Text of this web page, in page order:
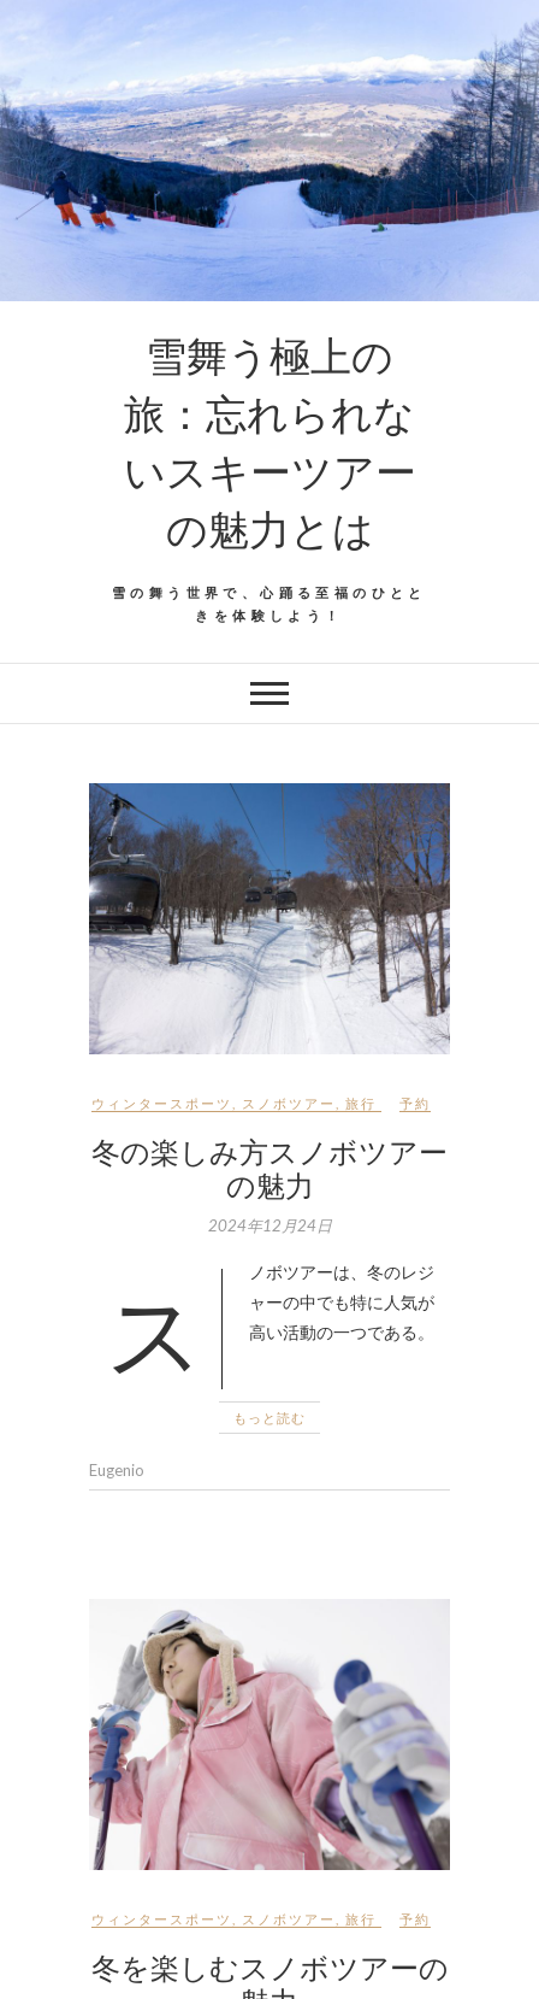
雪舞う極上の
旅：忘れられな
いスキーツアー
の魅力とは
雪の舞う世界で、心踊る至福のひとと
きを体験しよう！
ウィンタースポーツ スノボツアー 旅行 予約
冬の楽しみ方スノボツアー
の魅力
2024年12月24日
スノボツアーは、冬のレジ
ャーの中でも特に人気が
高い活動の一つである。
もっと読む
Eugenio
ウィンタースポーツ スノボツアー 旅行 予約
冬を楽しむスノボツアーの